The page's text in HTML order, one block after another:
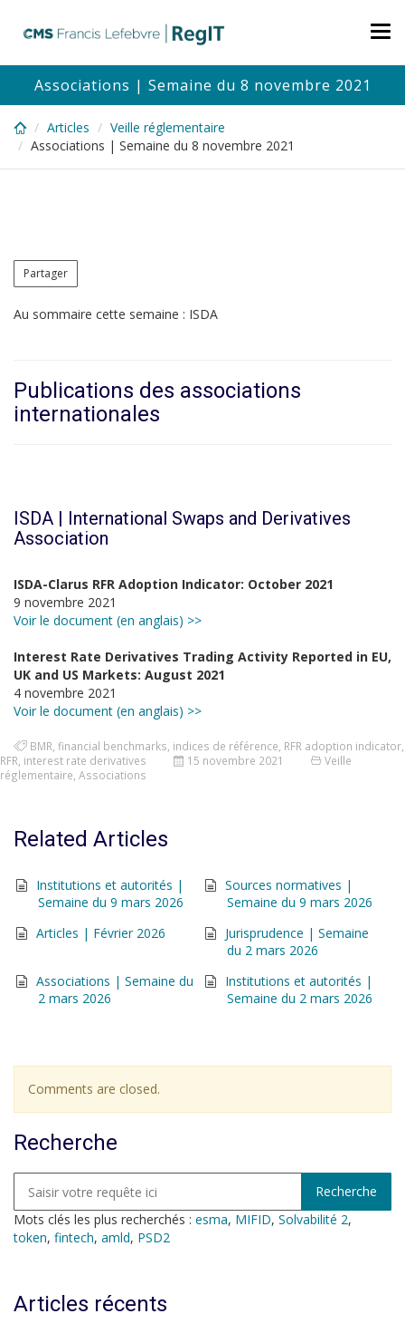
content
Associations | Semaine du 8 novembre 2021
Articles
Veille réglementaire
Associations | Semaine du 8 novembre 2021
Partager
Au sommaire cette semaine : ISDA
Publications des associations
internationales
ISDA | International Swaps and Derivatives
Association
ISDA-Clarus RFR Adoption Indicator: October 2021
9 novembre 2021
Voir le document (en anglais) >>
Interest Rate Derivatives Trading Activity Reported in EU,
UK and US Markets: August 2021
4 novembre 2021
Voir le document (en anglais) >>
BMR financial benchmarks indices de référence RFR adoption indicator
RFR interest rate derivatives 15 novembre 2021
Veille
réglementaire Associations
Related Articles
Institutions et autorités |
Semaine du 9 mars 2026
Sources normatives |
Semaine du 9 mars 2026
Articles | Février 2026
Jurisprudence | Semaine
du 2 mars 2026
Associations | Semaine du
2 mars 2026
Institutions et autorités |
Semaine du 2 mars 2026
Comments are closed.
Recherche
Mots clés les plus recherchés : esma, MIFID, Solvabilité 2,
token, fintech, amld, PSD2
Articles récents